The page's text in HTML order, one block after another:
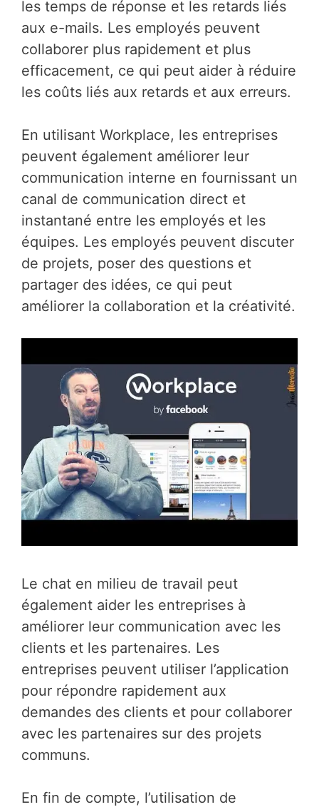
les temps de réponse et les retards liés
aux e-mails. Les employés peuvent
collaborer plus rapidement et plus
efficacement, ce qui peut aider à réduire
les coûts liés aux retards et aux erreurs.
En utilisant Workplace, les entreprises
peuvent également améliorer leur
communication interne en fournissant un
canal de communication direct et
instantané entre les employés et les
équipes. Les employés peuvent discuter
de projets, poser des questions et
partager des idées, ce qui peut
améliorer la collaboration et la créativité.
Le chat en milieu de travail peut
également aider les entreprises à
améliorer leur communication avec les
clients et les partenaires. Les
entreprises peuvent utiliser l’application
pour répondre rapidement aux
demandes des clients et pour collaborer
avec les partenaires sur des projets
communs.
En fin de compte, l’utilisation de